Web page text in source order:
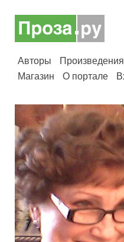
Авторы Произведения
Магазин
О портале